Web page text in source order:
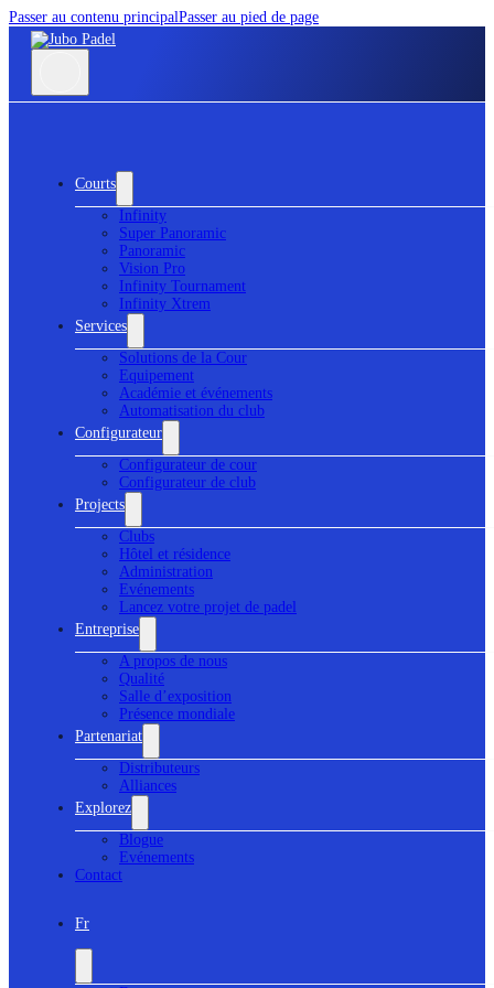
Passer au contenu principalPasser au pied de page
Courts
Infinity
Super Panoramic
Panoramic
Vision Pro
Infinity Tournament
Infinity Xtrem
Services
Solutions de la Cour
Equipement
Académie et événements
Automatisation du club
Configurateur
Configurateur de cour
Configurateur de club
Projects
Clubs
Hôtel et résidence
Administration
Evénements
Lancez votre projet de padel
Entreprise
A propos de nous
Qualité
Salle d’exposition
Présence mondiale
Partenariat
Distributeurs
Alliances
Explorez
Blogue
Evénements
Contact
Fr